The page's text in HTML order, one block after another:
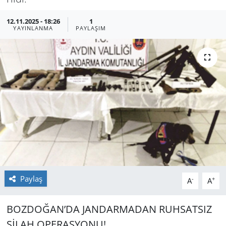
12.11.2025 - 18:26
YAYINLANMA
1
PAYLAŞIM
Paylaş A- A+
BOZ­DO­ĞAN’DA JAN­DAR­MA­DAN RUH­SAT­SIZ
GÜNDEM
HABERDE İNSAN
KÜLTÜR SANAT
MAGAZİN
POLİTİKA
RESMİ İLANLAR
SAĞLIK